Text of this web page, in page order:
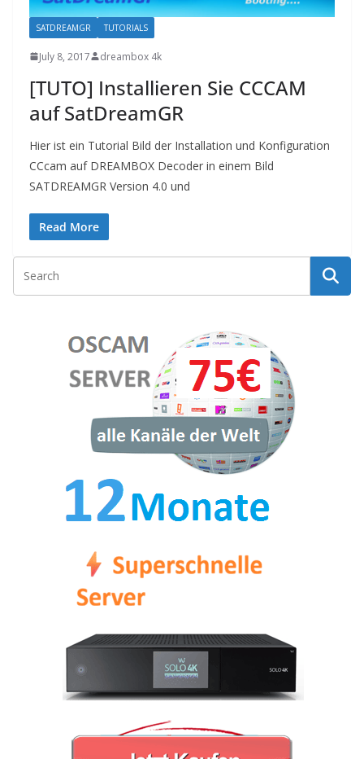
SATDREAMGR TUTORIALS
July 8, 2017 dreambox 4k
[TUTO] Installieren Sie CCCAM
auf SatDreamGR
Hier ist ein Tutorial Bild der Installation und Konfiguration
CCcam auf DREAMBOX Decoder in einem Bild
SATDREAMGR Version 4.0 und
Read More